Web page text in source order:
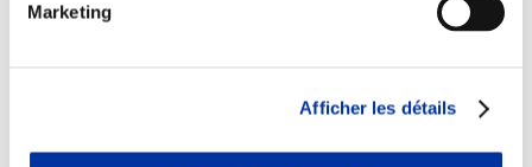
Marketing
Afficher les détails